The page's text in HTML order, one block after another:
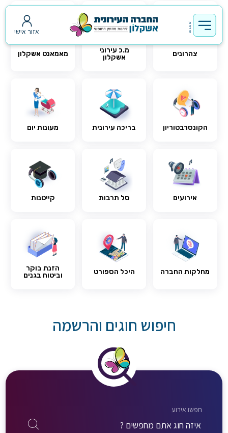
אזור אישי
צהרונים
מ.כ עירוני
אשקלון
מאמאנט אשקלון
הקונסרבטוריון בריכה עירונית מעונות יום
אירועים סל תרבות קייטנות
מחלקות החברה היכל הספורט
הזנת בוקר
וביטוח בגנים
חיפוש חוגים והרשמה
חפשו אירוע